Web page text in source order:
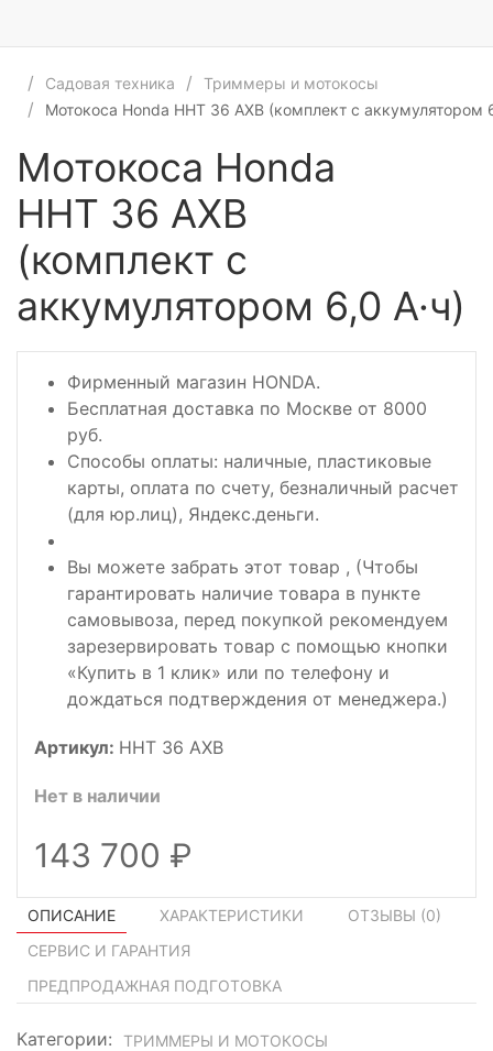
Садовая техника
Триммеры и мотокосы
Мотокоса Honda HHT 36 AXB (комплект с аккумулятором
Мотокоса Honda
HHT 36 AXB
(комплект с
аккумулятором 6,0 А·ч)
Фирменный магазин HONDA.
Бесплатная доставка по Москве от 8000
руб.
Способы оплаты: наличные, пластиковые
карты, оплата по счету, безналичный расчет
(для юр.лиц), Яндекс.деньги.
Вы можете забрать этот товар , (Чтобы
гарантировать наличие товара в пункте
самовывоза, перед покупкой рекомендуем
зарезервировать товар с помощью кнопки
«Купить в 1 клик» или по телефону и
дождаться подтверждения от менеджера.)
Артикул: HHT 36 AXB
Нет в наличии
143 700
ОПИСАНИЕ ХАРАКТЕРИСТИКИ ОТЗЫВЫ (0)
СЕРВИС И ГАРАНТИЯ
ПРЕДПРОДАЖНАЯ ПОДГОТОВКА
Категории:
ТРИММЕРЫ И МОТОКОСЫ